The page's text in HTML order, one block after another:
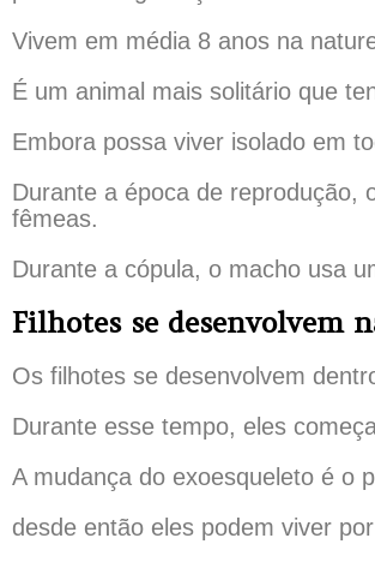
Vivem em média 8 anos na
É um animal mais solitário que
Embora possa viver isolado em
Durante a época de reprodução,
fêmeas.
Durante a cópula, o macho usa
Filhotes se desenvolvem
Os filhotes se desenvolvem
Durante esse tempo, eles
A mudança do exoesqueleto é o
desde então eles podem viver